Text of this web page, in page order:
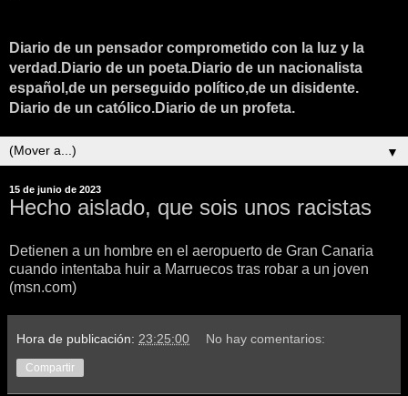
Diario de un pensador comprometido con la luz y la
verdad.Diario de un poeta.Diario de un nacionalista
español,de un perseguido político,de un disidente.
Diario de un católico.Diario de un profeta.
▼
15 de junio de 2023
Hecho aislado, que sois unos racistas
Detienen a un hombre en el aeropuerto de Gran Canaria
cuando intentaba huir a Marruecos tras robar a un joven
(msn.com)
Hora de publicación: 23:25:00 No hay comentarios:
Compartir